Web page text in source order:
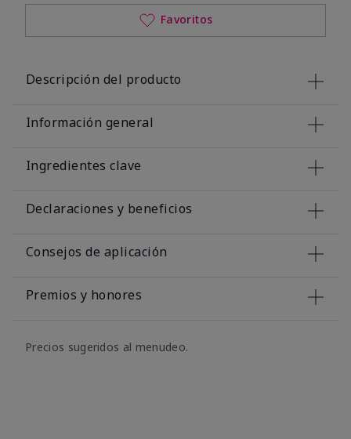
Favoritos
Descripción del producto
Información general
Ingredientes clave
Declaraciones y beneficios
Consejos de aplicación
Premios y honores
Precios sugeridos al menudeo.